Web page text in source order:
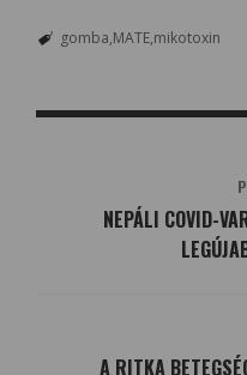
gomba MATE mikotoxin
NEPÁLI COVID-
A RITKA